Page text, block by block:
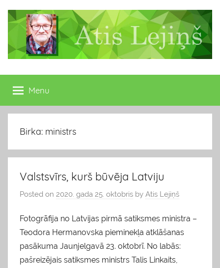
content
Atis
Lejiņš
13.
Saeimas
deputāts
Menu
Birka: ministrs
Valstsvīrs, kurš būvēja Latviju
Posted on 2020. gada 25. oktobris by Atis Lejiņš
Fotogrāfija no Latvijas pirmā satiksmes ministra –
Teodora Hermanovska pieminekļa atklāšanas
pasākuma Jaunjelgavā 23. oktobrī. No labās:
pašreizējais satiksmes ministrs Talis Linkaits,